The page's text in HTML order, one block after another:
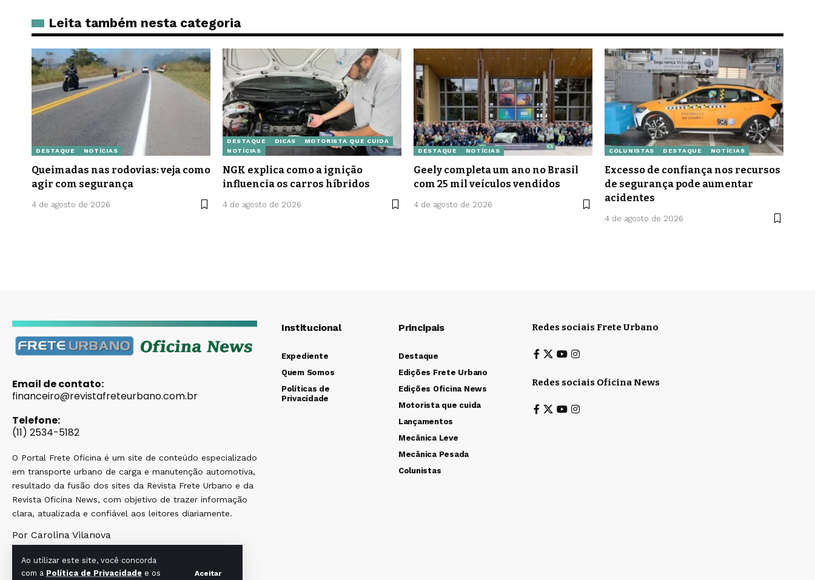
Ao utilizar este site, você concorda
com a Política de Privacidade e os Aceitar
Leita também nesta categoria
DESTAQUE NOTÍCIAS
Queimadas nas rodovias: veja como
agir com segurança
4 de agosto de 2026
DESTAQUE DICAS
MOTORISTA QUE CUIDA
NOTÍCIAS
NGK explica como a ignição
influencia os carros híbridos
4 de agosto de 2026
DESTAQUE NOTÍCIAS
Geely completa um ano no Brasil
com 25 mil veículos vendidos
4 de agosto de 2026
COLUNISTAS DESTAQUE NOTÍCIAS
Excesso de confiança nos recursos
de segurança pode aumentar
acidentes
4 de agosto de 2026
Email de contato:
financeiro@revistafreteurbano.com.br
Telefone:
(11) 2534-5182
O Portal Frete Oficina é um site de conteúdo especializado
em transporte urbano de carga e manutenção automotiva,
resultado da fusão dos sites da Revista Frete Urbano e da
Revista Oficina News, com objetivo de trazer informação
clara, atualizada e confiável aos leitores diariamente.
Por Carolina Vilanova
Institucional
Expediente
Quem Somos
Políticas de
Privacidade
Principais
Destaque
Edições Frete Urbano
Edições Oficina News
Motorista que cuida
Lançamentos
Mecânica Leve
Mecânica Pesada
Colunistas
Redes sociais Frete Urbano
Redes sociais Oficina News